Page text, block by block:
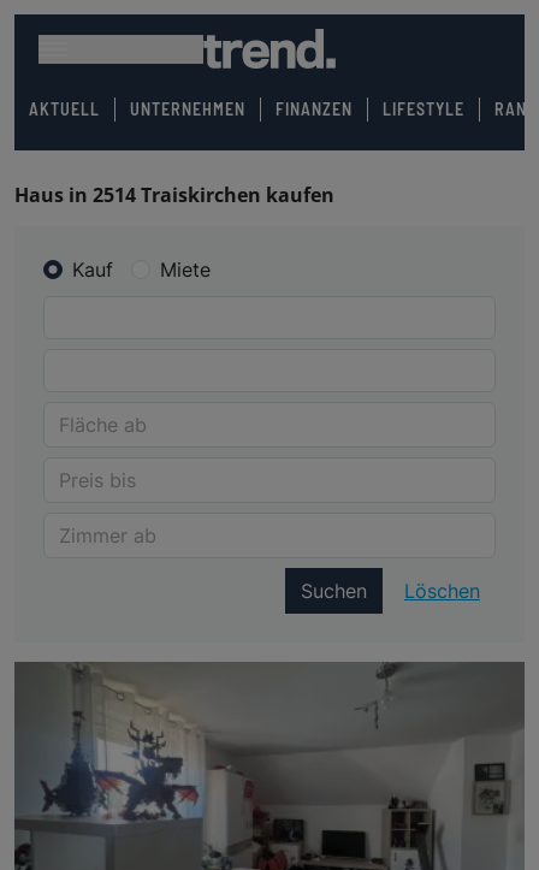
AKTUELL UNTERNEHMEN FINANZEN LIFESTYLE
Haus in 2514 Traiskirchen kaufen
Kauf Miete
Suchen Löschen